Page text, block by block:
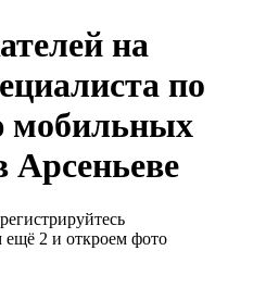
на
по
мобильных
Арсеньеве
ещё 2 и откроем фото